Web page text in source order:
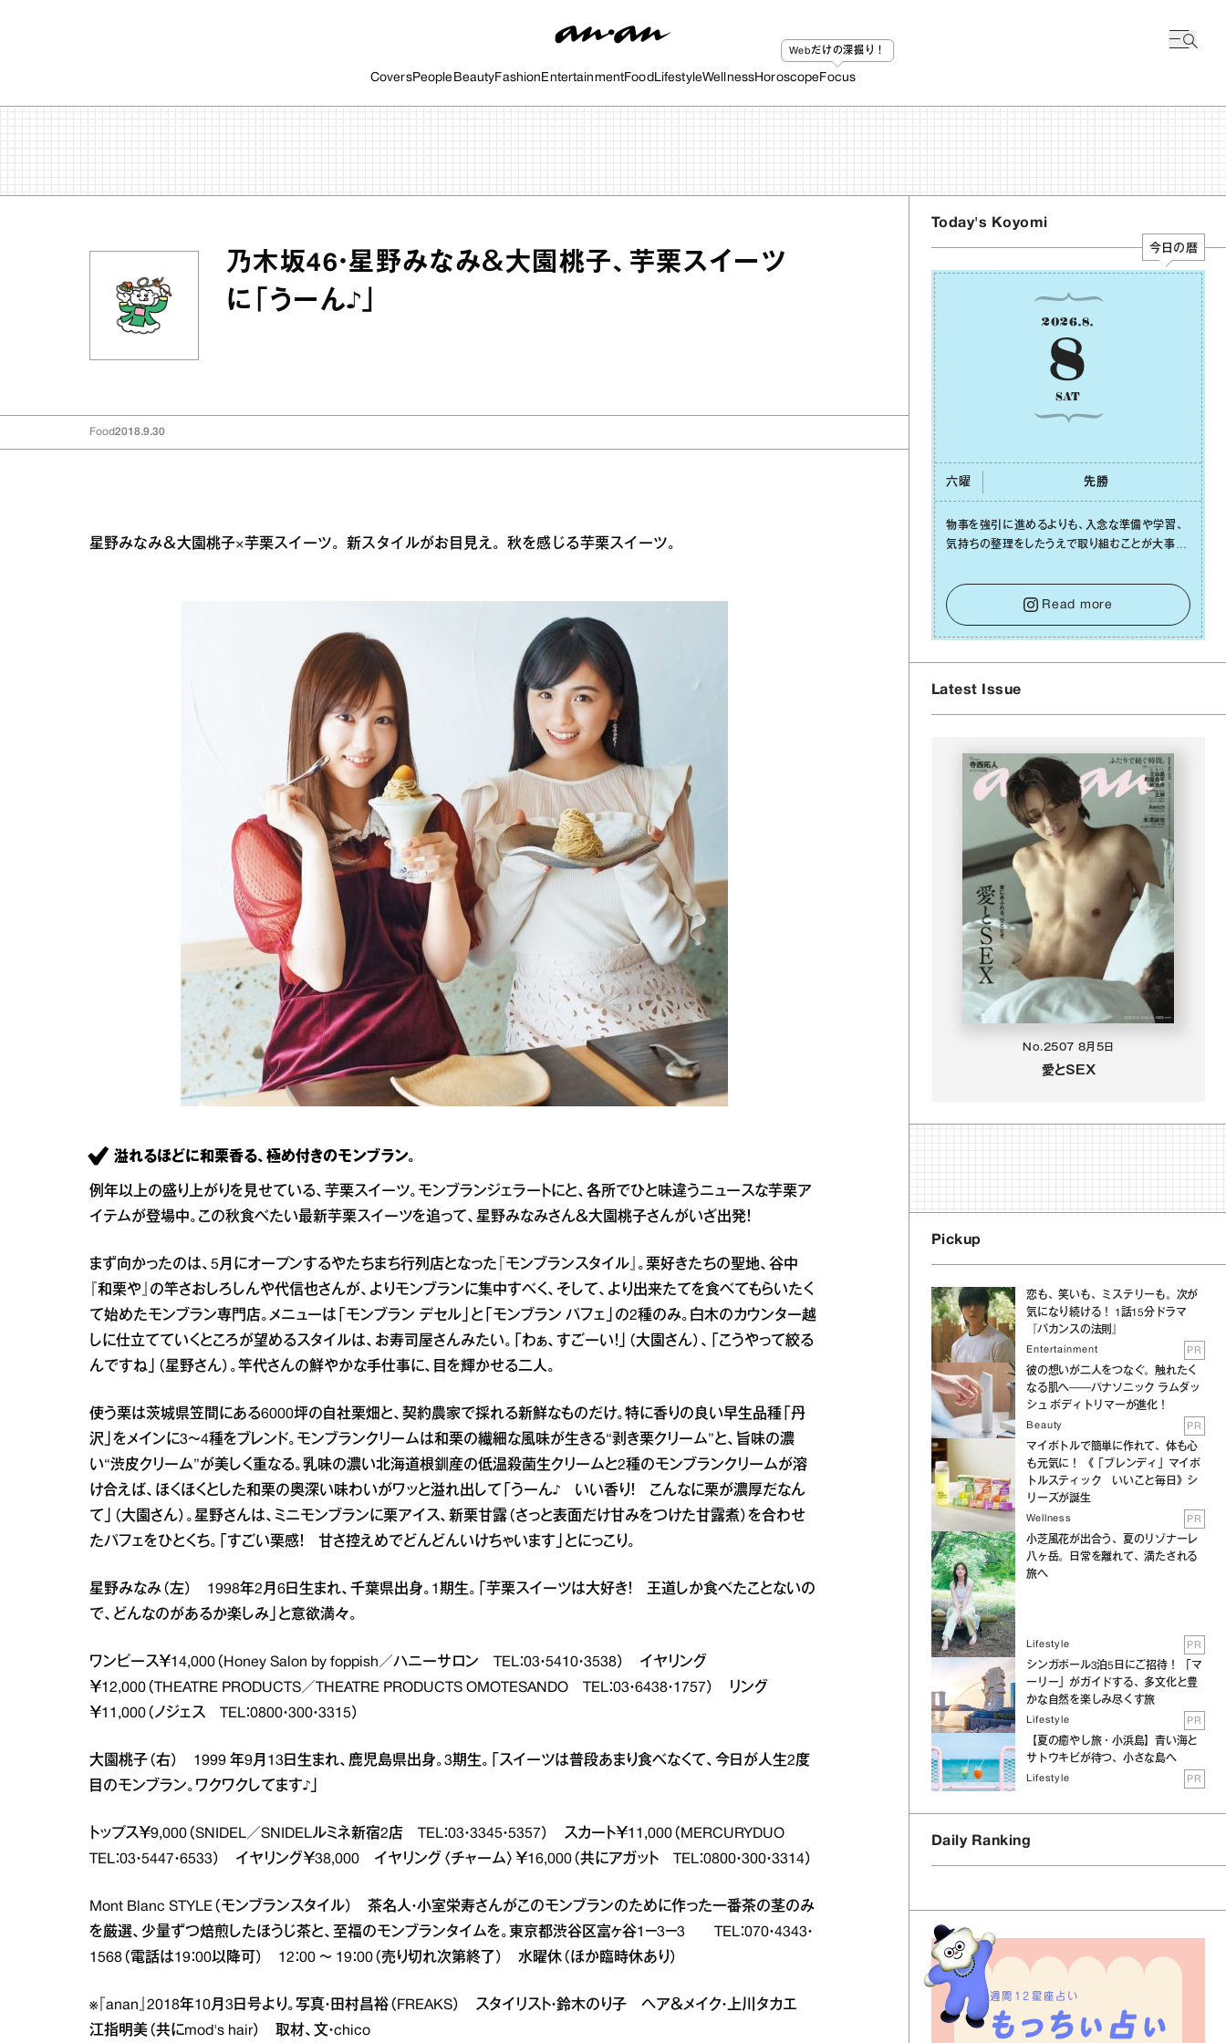
CoversPeople BeautyFashion EntertainmentFood LifestyleWellnessHoroscope
Webだけの深掘り！
Focus
乃木坂46・星野みなみ＆大園桃子、芋栗スイーツ
に「うーん♪」
Food2018.9.30
星野みなみ＆大園桃子×芋栗スイーツ。新スタイルがお目見え。秋を感じる芋栗スイーツ。
溢れるほどに和栗香る、極め付きのモンブラン。
例年以上の盛り上がりを見せている、芋栗スイーツ。モンブランジェラートにと、各所でひと味違うニュースな芋栗ア
イテムが登場中。この秋食べたい最新芋栗スイーツを追って、星野みなみさん＆大園桃子さんがいざ出発！
まず向かったのは、5月にオープンするやたちまち行列店となった『モンブランスタイル』。栗好きたちの聖地、谷中
『和栗や』の竿さおしろしんや代信也さんが、よりモンブランに集中すべく、そして、より出来たてを食べてもらいたく
て始めたモンブラン専門店。メニューは「モンブラン デセル」と「モンブラン パフェ」の2種のみ。白木のカウンター越
しに仕立てていくところが望めるスタイルは、お寿司屋さんみたい。「わぁ、すごーい！」（大園さん）、「こうやって絞る
んですね」（星野さん）。竿代さんの鮮やかな手仕事に、目を輝かせる二人。
使う栗は茨城県笠間にある6000坪の自社栗畑と、契約農家で採れる新鮮なものだけ。特に香りの良い早生品種「丹
沢」をメインに3～4種をブレンド。モンブランクリームは和栗の繊細な風味が生きる“剥き栗クリーム”と、旨味の濃
い“渋皮クリーム”が美しく重なる。乳味の濃い北海道根釧産の低温殺菌生クリームと2種のモンブランクリームが溶
け合えば、ほくほくとした和栗の奥深い味わいがワッと溢れ出して「うーん♪ いい香り！ こんなに栗が濃厚だなん
て」（大園さん）。星野さんは、ミニモンブランに栗アイス、新栗甘露（さっと表面だけ甘みをつけた甘露煮）を合わせ
たパフェをひとくち。「すごい栗感！ 甘さ控えめでどんどんいけちゃいます」とにっこり。
星野みなみ（左） 1998年2月6日生まれ、千葉県出身。1期生。「芋栗スイーツは大好き！ 王道しか食べたことないの
で、どんなのがあるか楽しみ」と意欲満々。
ワンピース￥14,000（Honey Salon by foppish／ハニーサロン TEL：03・5410・3538） イヤリング
￥12,000（THEATRE PRODUCTS／THEATRE PRODUCTS OMOTESANDO TEL：03・6438・1757） リング
￥11,000（ノジェス TEL：0800・300・3315）
大園桃子（右） 1999 年9月13日生まれ、鹿児島県出身。3期生。「スイーツは普段あまり食べなくて、今日が人生2度
目のモンブラン。ワクワクしてます♪」
トップス￥9,000（SNIDEL／SNIDELルミネ新宿2店 TEL：03・3345・5357） スカート￥11,000（MERCURYDUO
TEL：03・5447・6533） イヤリング￥38,000 イヤリング〈チャーム〉￥16,000（共にアガット TEL：0800・300・3314）
Mont Blanc STYLE（モンブランスタイル） 茶名人・小室栄寿さんがこのモンブランのために作った一番茶の茎のみ
を厳選、少量ずつ焙煎したほうじ茶と、至福のモンブランタイムを。東京都渋谷区富ヶ谷1－3－3 TEL：070・4343・
1568（電話は19：00以降可） 12：00 ～ 19：00（売り切れ次第終了） 水曜休（ほか臨時休あり）
※『anan』2018年10月3日号より。写真・田村昌裕（FREAKS） スタイリスト・鈴木のり子 ヘア＆メイク・上川タカエ
江指明美（共にmod's hair） 取材、文・chico
Today's Koyomi
今日の暦
2026.8.
8
SAT
六曜 先勝
物事を強引に進めるよりも、⼊念な準備や学習、
気持ちの整理をしたうえで取り組むことが⼤事な
も焦らないで。意思を伝える⼯夫をしたり、あなた
⾃⾝や疲れていそうな⼈をいたわることに時間を
使いましょう。ここでしっかりとエネルギーを蓄
え、困難を乗り越える⼒に変えましょう。
Read more
Latest Issue
No.2507 8月5日
愛とSEX
Pickup
恋も、笑いも、ミステリーも。次が
気になり続ける！ 1話15分ドラマ
『バカンスの法則』
Entertainment PR
彼の想いが二人をつなぐ。触れたく
なる肌へ──パナソニック ラムダッ
シュ ボディトリマーが進化！
Beauty PR
マイボトルで簡単に作れて、体も心
も元気に！ 《「ブレンディ」マイボ
トルスティック いいこと毎日》シ
リーズが誕生
Wellness PR
小芝風花が出合う、夏のリゾナーレ
八ヶ岳。日常を離れて、満たされる
旅へ
Lifestyle PR
シンガポール3泊5日にご招待！ 「マ
ーリー」がガイドする、多文化と豊
かな自然を楽しみ尽くす旅
Lifestyle PR
【夏の癒やし旅・小浜島】青い海と
サトウキビが待つ、小さな島へ
Lifestyle PR
Daily Ranking
週間12星座占い